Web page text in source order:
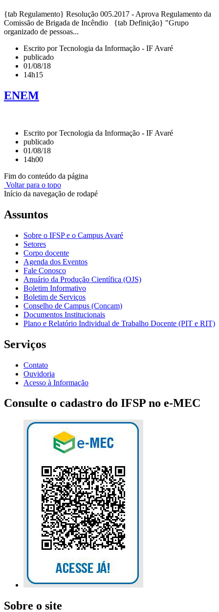
{tab Regulamento} Resolução 005.2017 - Aprova Regulamento da
Comissão de Brigada de Incêndio {tab Definição} "Grupo
organizado de pessoas...
Escrito por Tecnologia da Informação - IF Avaré
publicado
01/08/18
14h15
ENEM
Escrito por Tecnologia da Informação - IF Avaré
publicado
01/08/18
14h00
Fim do conteúdo da página
Voltar para o topo
Início da navegação de rodapé
Assuntos
Sobre o IFSP e o Campus Avaré
Setores
Corpo docente
Agenda dos Eventos
Fale Conosco
Anuário da Produção Científica (OJS)
Boletim Informativo
Boletim de Serviços
Conselho de Campus (Concam)
Documentos Institucionais
Plano e Relatório Individual de Trabalho Docente (PIT e RIT)
Serviços
Contato
Ouvidoria
Acesso à Informação
Consulte o cadastro do IFSP no e-MEC
Sobre o site